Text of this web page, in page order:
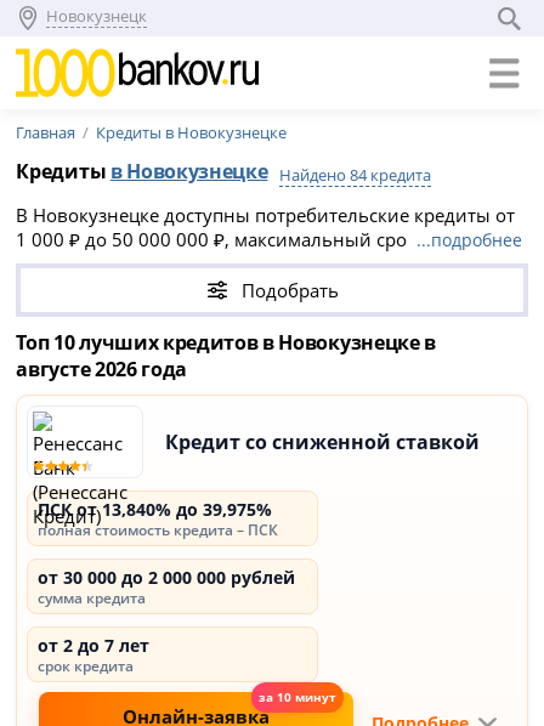
Новокузнецк
Главная Кредиты в Новокузнецке
Кредиты в Новокузнецке Найдено 84 кредита
В Новокузнецке доступны потребительские кредиты от
1 000 ₽ до 50 000 000 ₽, максимальный срок
кредитования до 30 лет. Многие банки предлагают
онлайн-заявку с быстрым предварительным решением,
часто без справок и поручителей.
...подробнее
Подобрать
Топ 10 лучших кредитов в Новокузнецке в
августе 2026 года
Кредит со сниженной ставкой
ПСК от 13,840% до 39,975%
полная стоимость кредита – ПСК
от 30 000 до 2 000 000 рублей
сумма кредита
от 2 до 7 лет
срок кредита
Онлайн-заявка